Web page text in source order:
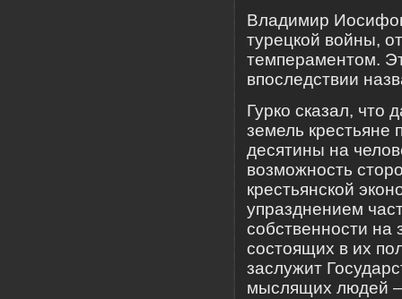
Владимир
турецкой войны,
темпераментом.
впоследствии
Гурко сказал, что
земель крестьяне
десятины на
возможность
крестьянской
упразднением
собственности на
состоящих в их
заслужит
мыслящих людей —